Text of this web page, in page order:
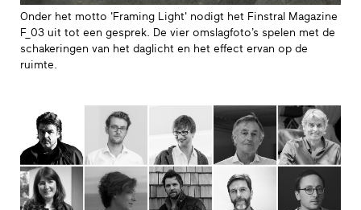
Onder het motto 'Framing Light' nodigt het Finstral Magazine
F_03 uit tot een gesprek. De vier omslagfoto’s spelen met de
schakeringen van het daglicht en het effect ervan op de
ruimte.